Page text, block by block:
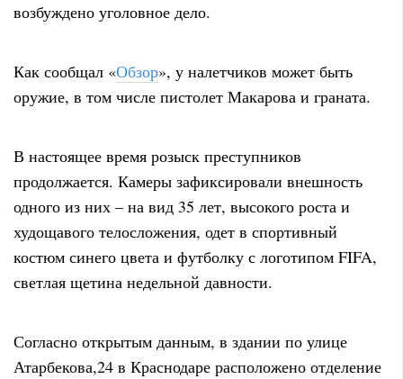
возбуждено уголовное дело.
Как сообщал «Обзор», у налетчиков может быть
оружие, в том числе пистолет Макарова и граната.
В настоящее время розыск преступников
продолжается. Камеры зафиксировали внешность
одного из них – на вид 35 лет, высокого роста и
худощавого телосложения, одет в спортивный
костюм синего цвета и футболку с логотипом FIFA,
светлая щетина недельной давности.
Согласно открытым данным, в здании по улице
Атарбекова,24 в Краснодаре расположено отделение